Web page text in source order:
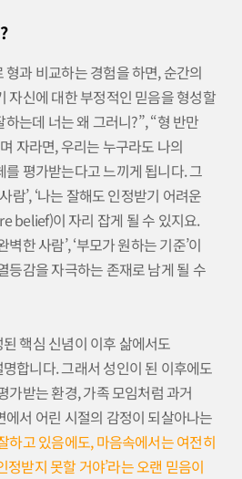
과 비교하는 경험을 하면, 순간의
자신에 대한 부정적인 믿음을 형성할
는데 너는 왜 그러니?”, “형 반만
자라면, 우리는 누구라도 나의
평가받는다고 느끼게 됩니다. 그
람’, ‘나는 잘해도 인정받기 어려운
belief)이 자리 잡게 될 수 있지요.
한 사람’, ‘부모가 원하는 기준’이
등감을 자극하는 존재로 남게 될 수
핵심 신념이 이후 삶에서도
합니다. 그래서 성인이 된 이후에도
가받는 환경, 가족 모임처럼 과거
서 어린 시절의 감정이 되살아나는
하고 있음에도, 마음속에서는 여전히
정받지 못할 거야’라는 오랜 믿음이